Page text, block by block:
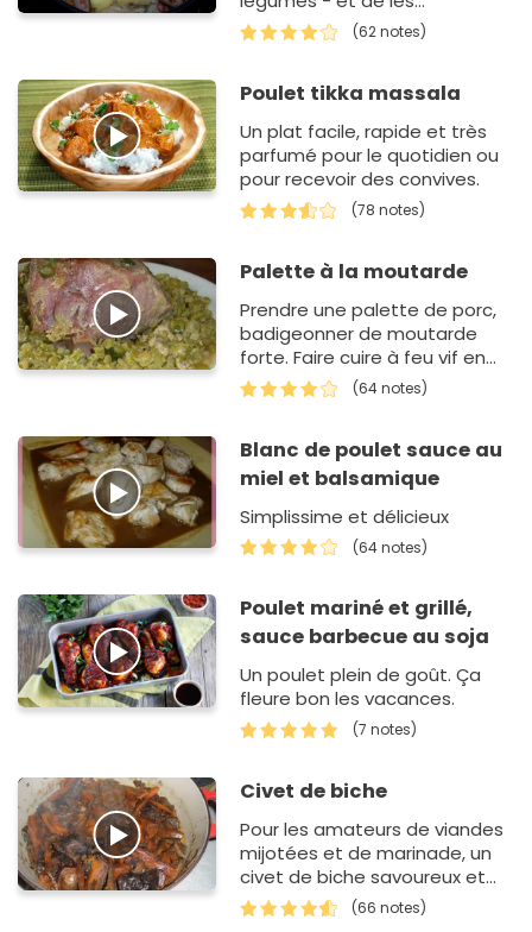
apprécier- à toute la famille.
Vous verrez qu'avec cette
(62 notes)
Poulet tikka massala
Un plat facile, rapide et très
parfumé pour le quotidien ou
pour recevoir des convives.
(78 notes)
Palette à la moutarde
Prendre une palette de porc,
badigeonner de moutarde
forte. Faire cuire à feu vif en
arrosant de bière.
(64 notes)
Blanc de poulet sauce au
miel et balsamique
Simplissime et délicieux
(64 notes)
Poulet mariné et grillé,
sauce barbecue au soja
Un poulet plein de goût. Ça
fleure bon les vacances.
(7 notes)
Civet de biche
Pour les amateurs de viandes
mijotées et de marinade, un
civet de biche savoureux et
facile à préparer.(66 notes)